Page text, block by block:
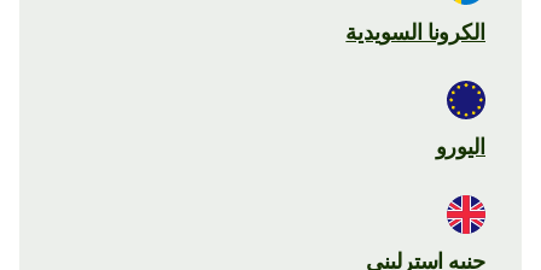
الكرونا السويدية
اليورو
جنيه استرليني